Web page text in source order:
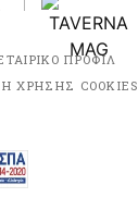
ΠΡΟΦΙΛ
ΧΡΗΣΗΣ COOKIES